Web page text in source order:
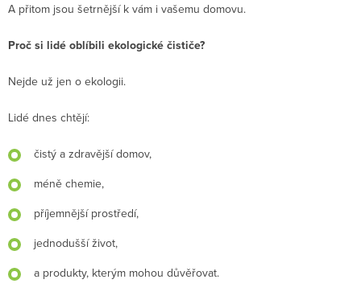
A přitom jsou šetrnější k vám i vašemu domovu.
Proč si lidé oblíbili ekologické čističe?
Nejde už jen o ekologii.
Lidé dnes chtějí:
čistý a zdravější domov,
méně chemie,
příjemnější prostředí,
jednodušší život,
a produkty, kterým mohou důvěřovat.